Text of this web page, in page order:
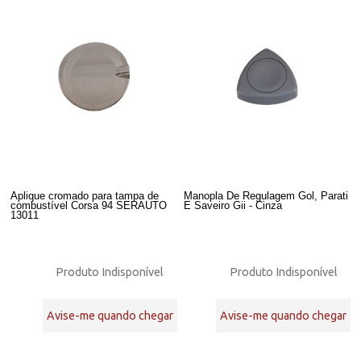
Aplique cromado para tampa de
combustível Corsa 94 SERAUTO
13011
Produto Indisponível
Avise-me quando chegar
Manopla De Regulagem Gol, Parati
E Saveiro Gii - Cinza
Produto Indisponível
Avise-me quando chegar